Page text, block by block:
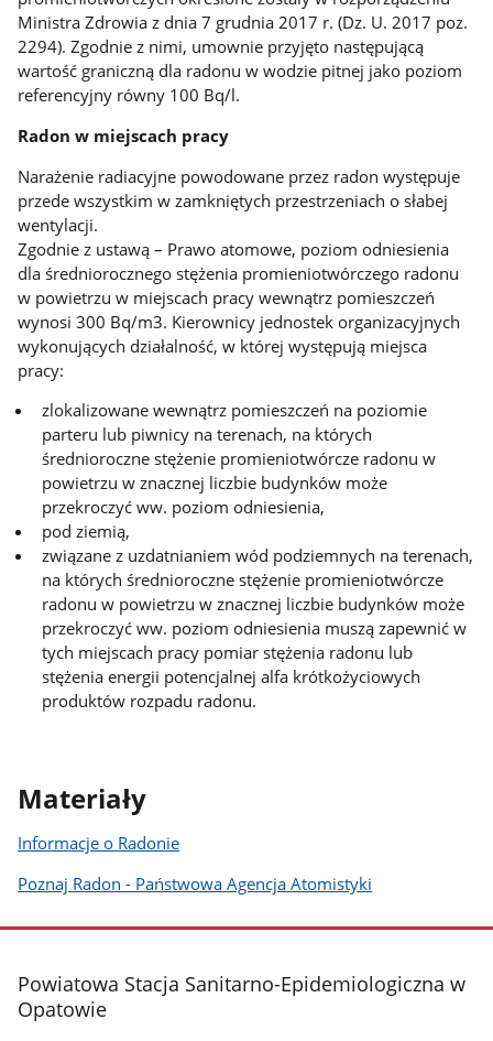
Ministra Zdrowia z dnia 7 grudnia 2017 r. (Dz. U. 2017 poz.
2294). Zgodnie z nimi, umownie przyjęto następującą
wartość graniczną dla radonu w wodzie pitnej jako poziom
referencyjny równy 100 Bq/l.
Radon w miejscach pracy
Narażenie radiacyjne powodowane przez radon występuje
przede wszystkim w zamkniętych przestrzeniach o słabej
wentylacji.
Zgodnie z ustawą – Prawo atomowe, poziom odniesienia
dla średniorocznego stężenia promieniotwórczego radonu
w powietrzu w miejscach pracy wewnątrz pomieszczeń
wynosi 300 Bq/m3. Kierownicy jednostek organizacyjnych
wykonujących działalność, w której występują miejsca
pracy:
zlokalizowane wewnątrz pomieszczeń na poziomie
parteru lub piwnicy na terenach, na których
średnioroczne stężenie promieniotwórcze radonu w
powietrzu w znacznej liczbie budynków może
przekroczyć ww. poziom odniesienia,
pod ziemią,
związane z uzdatnianiem wód podziemnych na terenach,
na których średnioroczne stężenie promieniotwórcze
radonu w powietrzu w znacznej liczbie budynków może
przekroczyć ww. poziom odniesienia muszą zapewnić w
tych miejscach pracy pomiar stężenia radonu lub
stężenia energii potencjalnej alfa krótkożyciowych
produktów rozpadu radonu.
Materiały
Informacje o Radonie
Poznaj Radon - Państwowa Agencja Atomistyki
stopka
Powiatowa Stacja Sanitarno-Epidemiologiczna w
Opatowie